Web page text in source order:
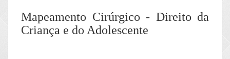
Mapeamento Cirúrgico - Direito da
Criança e do Adolescente